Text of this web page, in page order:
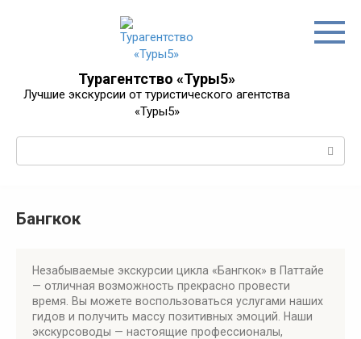
Турагентство «Туры5»
Лучшие экскурсии от туристического агентства
«Туры5»
Бангкок
Незабываемые экскурсии цикла «Бангкок» в Паттайе
— отличная возможность прекрасно провести
время. Вы можете воспользоваться услугами наших
гидов и получить массу позитивных эмоций. Наши
экскурсоводы — настоящие профессионалы,